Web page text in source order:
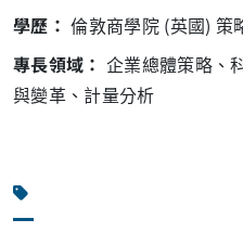
學歷： 倫敦商學院 (英國) 策
專長領域： 企業總體策略、
與變革、計量分析